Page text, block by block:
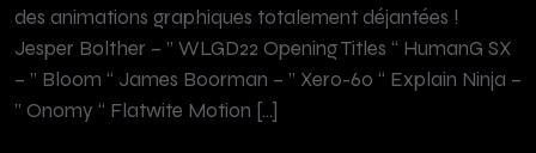
des animations graphiques totalement déjantées !
Jesper Bolther – ” WLGD22 Opening Titles “ HumanG SX
– ” Bloom “ James Boorman – ” Xero-60 “ Explain Ninja –
” Onomy “ Flatwite Motion […]